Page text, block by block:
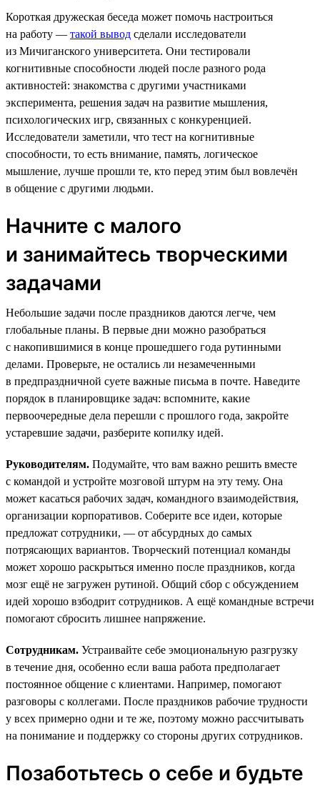
Короткая дружеская беседа может помочь настроиться
на работу — такой вывод сделали исследователи
из Мичиганского университета. Они тестировали
когнитивные способности людей после разного рода
активностей: знакомства с другими участниками
эксперимента, решения задач на развитие мышления,
психологических игр, связанных с конкуренцией.
Исследователи заметили, что тест на когнитивные
способности, то есть внимание, память, логическое
мышление, лучше прошли те, кто перед этим был вовлечён
в общение с другими людьми.
Начните с малого
и занимайтесь творческими
задачами
Небольшие задачи после праздников даются легче, чем
глобальные планы. В первые дни можно разобраться
с накопившимися в конце прошедшего года рутинными
делами. Проверьте, не остались ли незамеченными
в предпраздничной суете важные письма в почте. Наведите
порядок в планировщике задач: вспомните, какие
первоочередные дела перешли с прошлого года, закройте
устаревшие задачи, разберите копилку идей.
Руководителям. Подумайте, что вам важно решить вместе
с командой и устройте мозговой штурм на эту тему. Она
может касаться рабочих задач, командного взаимодействия,
организации корпоративов. Соберите все идеи, которые
предложат сотрудники, — от абсурдных до самых
потрясающих вариантов. Творческий потенциал команды
может хорошо раскрыться именно после праздников, когда
мозг ещё не загружен рутиной. Общий сбор с обсуждением
идей хорошо взбодрит сотрудников. А ещё командные встречи
помогают сбросить лишнее напряжение.
Сотрудникам. Устраивайте себе эмоциональную разгрузку
в течение дня, особенно если ваша работа предполагает
постоянное общение с клиентами. Например, помогают
разговоры с коллегами. После праздников рабочие трудности
у всех примерно одни и те же, поэтому можно рассчитывать
на понимание и поддержку со стороны других сотрудников.
Позаботьтесь о себе и будьте